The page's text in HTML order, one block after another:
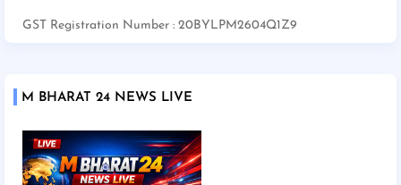
GST Registration Number : 20BYLPM2604Q1Z9
M BHARAT 24 NEWS LIVE